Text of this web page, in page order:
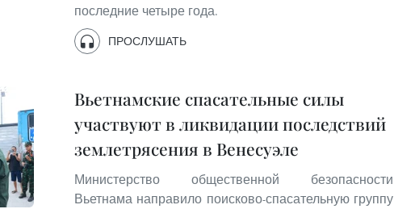
последние четыре года.
ПРОСЛУШАТЬ
Вьетнамские спасательные силы
участвуют в ликвидации последствий
землетрясения в Венесуэле
Министерство общественной безопасности
Вьетнама направило поисково-спасательную группу